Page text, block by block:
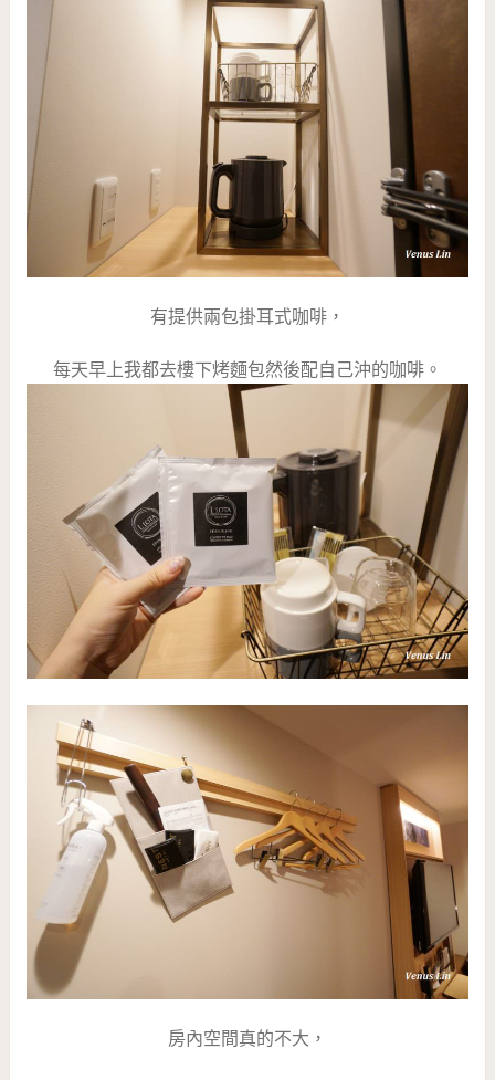
有提供兩包掛耳式咖啡，
每天早上我都去樓下烤麵包然後配自己沖的咖啡。
房內空間真的不大，